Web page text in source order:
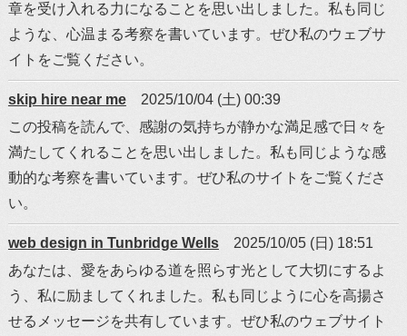
章を受け入れる力になることを思い出しました。私も同じ
ような、心温まる考察を書いています。ぜひ私のウェブサ
イトをご覧ください。
skip hire near me
2025/10/04 (土) 00:39
この投稿を読んで、感謝の気持ちが静かな満足感で日々を
満たしてくれることを思い出しました。私も同じような感
動的な考察を書いています。ぜひ私のサイトをご覧くださ
い。
web design in Tunbridge Wells
2025/10/05 (日) 18:51
あなたは、愛をあらゆる道を照らす光として大切にするよ
う、私に励ましてくれました。私も同じように心を高揚さ
せるメッセージを共有しています。ぜひ私のウェブサイト